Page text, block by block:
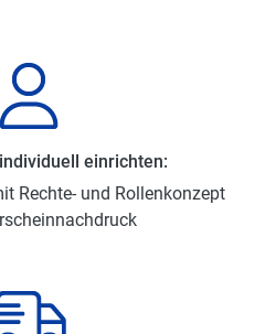
einrichten:
Rechte- und Rollenkonzept